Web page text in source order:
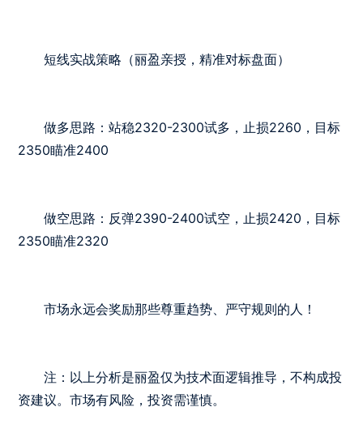
短线实战策略（丽盈亲授，精准对标盘面）
做多思路：站稳2320-2300试多，止损2260，目标
2350瞄准2400
做空思路：反弹2390-2400试空，止损2420，目标
2350瞄准2320
市场永远会奖励那些尊重趋势、严守规则的人！
注：以上分析是丽盈仅为技术面逻辑推导，不构成投
资建议。市场有风险，投资需谨慎。